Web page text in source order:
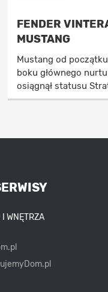
FENDER
MUSTANG
Mustang od
boku głównego
osiągnął statusu
I WNĘTRZA